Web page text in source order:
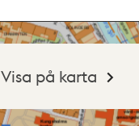
Visa på karta